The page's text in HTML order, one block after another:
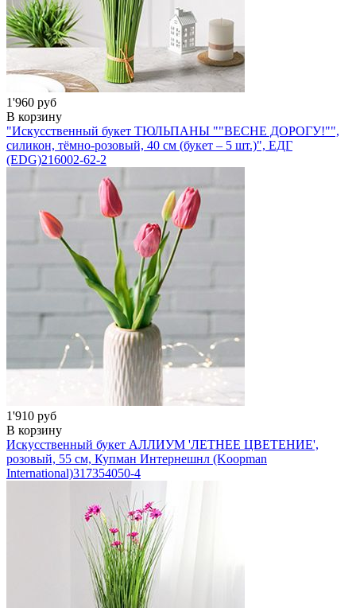
1'960 руб
В корзину
"Искусственный букет ТЮЛЬПАНЫ ""ВЕСНЕ ДОРОГУ!"",
силикон, тёмно-розовый, 40 см (букет – 5 шт.)", ЕДГ
(EDG)216002-62-2
1'910 руб
В корзину
Искусственный букет АЛЛИУМ 'ЛЕТНЕЕ ЦВЕТЕНИЕ',
розовый, 55 см, Купман Интернешнл (Koopman
International)317354050-4